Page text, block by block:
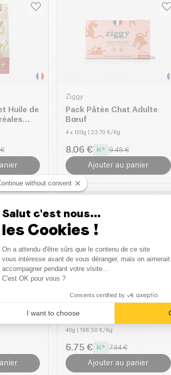
Huile de
Ziggy
Pack Pâtée Chat Adulte
Bœuf
4 x 100g | 23.70 €/Kg
8.06 € 9.48 €
Ajouter au panier
Bœuf
Ziggy
Saumon & Valériane
40g | 198.50 €/Kg
6.75 € 7.94 €
Ajouter au panier
without consent
Salut c'est nous...
les Cookies !
Consent
On a attendu d'être sûrs que le contenu de ce site
vous intéresse avant de vous déranger, mais on
accompagner pendant votre visite...
C'est OK pour vous ?
Consents certified by
I want to choose
Axeptio consent